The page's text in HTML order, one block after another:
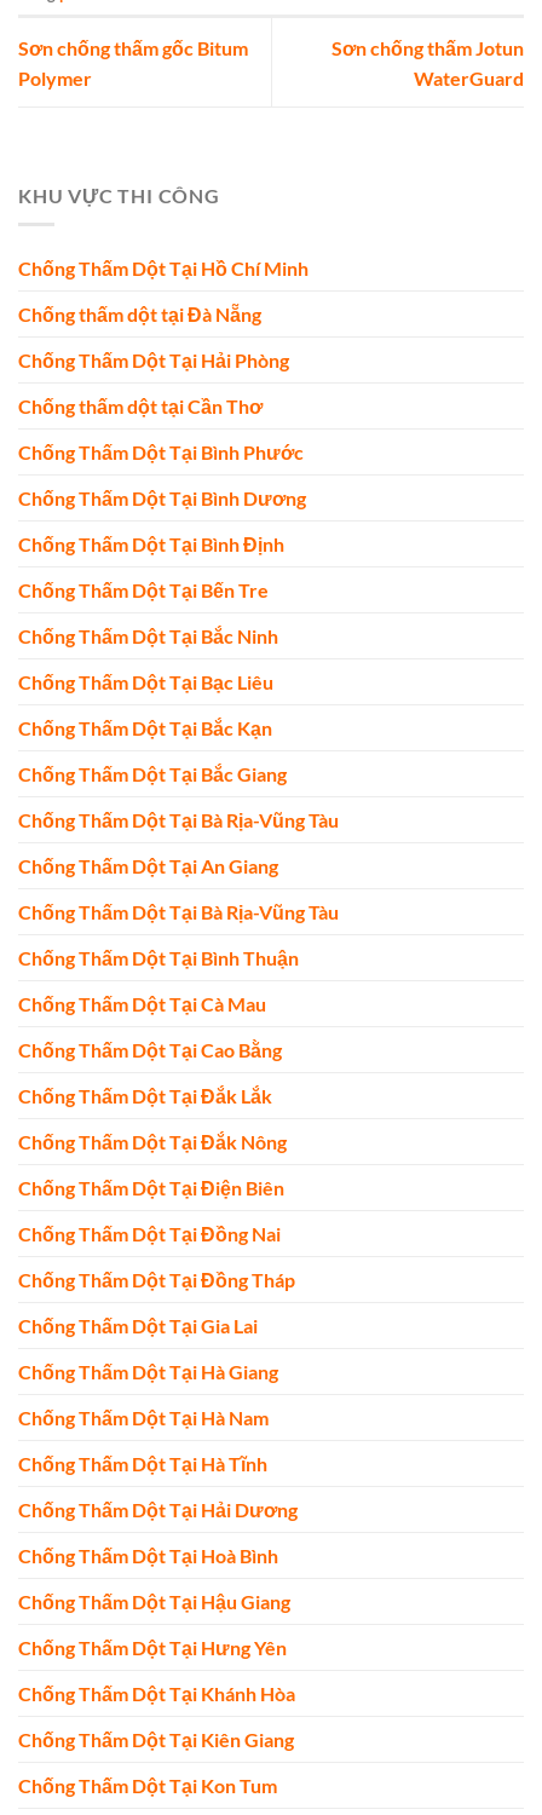
Sơn chống thấm gốc Bitum
Polymer
Sơn chống thấm Jotun
WaterGuard
KHU VỰC THI CÔNG
Chống Thấm Dột Tại Hồ Chí Minh
Chống thấm dột tại Đà Nẵng
Chống Thấm Dột Tại Hải Phòng
Chống thấm dột tại Cần Thơ
Chống Thấm Dột Tại Bình Phước
Chống Thấm Dột Tại Bình Dương
Chống Thấm Dột Tại Bình Định
Chống Thấm Dột Tại Bến Tre
Chống Thấm Dột Tại Bắc Ninh
Chống Thấm Dột Tại Bạc Liêu
Chống Thấm Dột Tại Bắc Kạn
Chống Thấm Dột Tại Bắc Giang
Chống Thấm Dột Tại Bà Rịa-Vũng Tàu
Chống Thấm Dột Tại An Giang
Chống Thấm Dột Tại Bà Rịa-Vũng Tàu
Chống Thấm Dột Tại Bình Thuận
Chống Thấm Dột Tại Cà Mau
Chống Thấm Dột Tại Cao Bằng
Chống Thấm Dột Tại Đắk Lắk
Chống Thấm Dột Tại Đắk Nông
Chống Thấm Dột Tại Điện Biên
Chống Thấm Dột Tại Đồng Nai
Chống Thấm Dột Tại Đồng Tháp
Chống Thấm Dột Tại Gia Lai
Chống Thấm Dột Tại Hà Giang
Chống Thấm Dột Tại Hà Nam
Chống Thấm Dột Tại Hà Tĩnh
Chống Thấm Dột Tại Hải Dương
Chống Thấm Dột Tại Hoà Bình
Chống Thấm Dột Tại Hậu Giang
Chống Thấm Dột Tại Hưng Yên
Chống Thấm Dột Tại Khánh Hòa
Chống Thấm Dột Tại Kiên Giang
Chống Thấm Dột Tại Kon Tum